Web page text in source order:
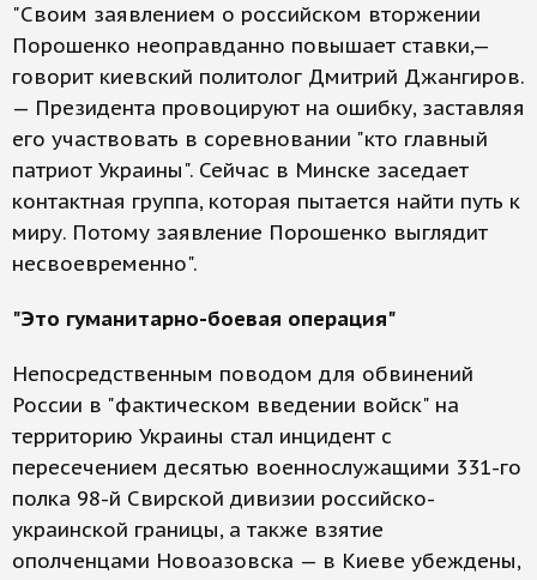
"Своим заявлением о российском вторжении
Порошенко неоправданно повышает ставки,—
говорит киевский политолог Дмитрий Джангиров.
— Президента провоцируют на ошибку, заставляя
его участвовать в соревновании "кто главный
патриот Украины". Сейчас в Минске заседает
контактная группа, которая пытается найти путь к
миру. Потому заявление Порошенко выглядит
несвоевременно".
"Это гуманитарно-боевая операция"
Непосредственным поводом для обвинений
России в "фактическом введении войск" на
территорию Украины стал инцидент с
пересечением десятью военнослужащими 331-го
полка 98-й Свирской дивизии российско-
украинской границы, а также взятие
ополченцами Новоазовска — в Киеве убеждены,